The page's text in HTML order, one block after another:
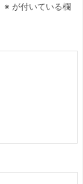
※ が付いている欄